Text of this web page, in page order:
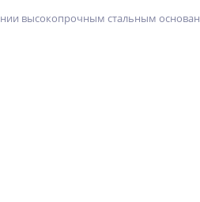
высокопрочным стальным